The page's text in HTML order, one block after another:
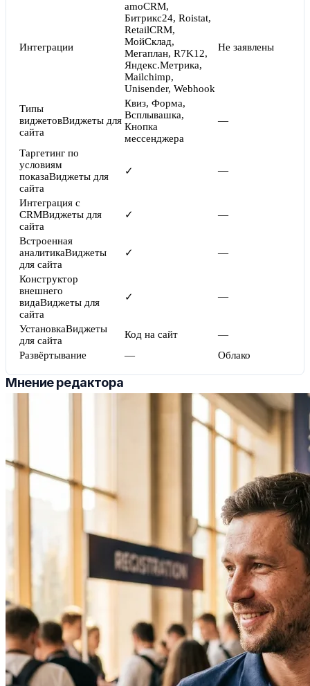
Интеграции
amoCRM,
Битрикс24, Roistat,
RetailCRM,
МойСклад,
Мегаплан, R7K12,
Яндекс.Метрика,
Mailchimp,
Unisender, Webhook
Не заявлены
Типы
виджетовВиджеты для
сайта
Квиз, Форма,
Всплывашка,
Кнопка
мессенджера
—
Таргетинг по
условиям
показаВиджеты для
сайта
✓ —
Интеграция с
CRMВиджеты для
сайта
✓ —
Встроенная
аналитикаВиджеты
для сайта
✓ —
Конструктор
внешнего
видаВиджеты для
сайта
✓ —
УстановкаВиджеты
для сайта
Код на сайт
—
Развёртывание
— Облако
Мнение редактора